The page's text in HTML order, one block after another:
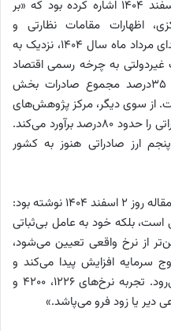
نماینده مجلس در سرمقاله روز 4 اسفند ۱۴۰۴ اشاره کرده بود که «بر
اظهارات مقامات نظارتی و
گزارش‌های رسمی، از سال۱۳۹۷ تا ابتدای مرداد ماه سال ۱۴۰۴، نزدیک به
غیردولتی به چرخه رسمی اقتصاد
بازنگشته است که این رقم معادل ۳۵درصد مجموع صادرات بخش
از سوی دیگر، مرکز پژوهش‌های
مجلس میانگین نرخ بازگشت ارز صادراتی را حدود ۸۰درصد برآورد می‌کند.
ارز صادراتی هنوز به کشور
حسین عبده تبریزی اقتصاددان در سرمقاله روز 2 اسفند 1404 نوشته بود:
است، بلکه خود به عامل بی‌ثباتی
از نرخ واقعی تعیین می‌شود،
سرمایه افزایش پیدا می‌کند و
منابع بانک مرکزی سریع‌تر تحلیل می‌رود. تجربه‌ نرخ‌های ۱۲۲۶، ۴۲۰۰ و